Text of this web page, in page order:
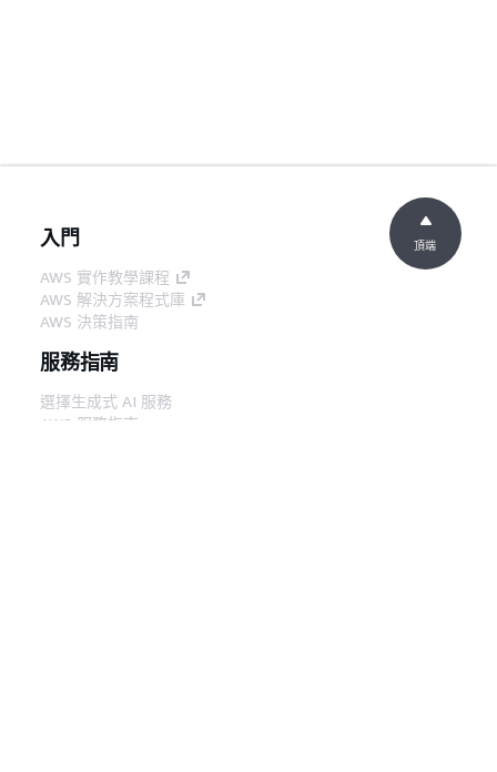
入門
AWS 實作教學課程
AWS 解決方案程式庫
AWS 決策指南
服務指南
選擇生成式 AI 服務
AWS 服務指南
頂端